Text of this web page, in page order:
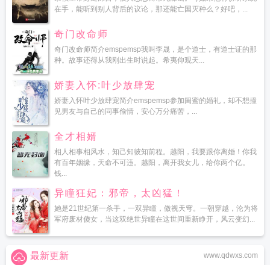
在手，能听到别人背后的议论，那还能亡国灭种么？好吧，...
奇门改命师
奇门改命师简介emspemsp我叫李晟，是个道士，有道士证的那
种。故事还得从我刚出生时说起。希夷仰观天...
娇妻入怀:叶少放肆宠
娇妻入怀叶少放肆宠简介emspemsp参加闺蜜的婚礼，却不想撞
见男友与自己的同事偷情，安心万分痛苦，...
全才相婿
相人相事相风水，知己知彼知前程。越阳，我要跟你离婚！你我
有百年姻缘，天命不可违。越阳，离开我女儿，给你两个亿。
钱...
异瞳狂妃：邪帝，太凶猛！
她是21世纪第一杀手，一双异瞳，傲视天穹。一朝穿越，沦为将
军府废材傻女，当这双绝世异瞳在这世间重新睁开，风云变幻...
www.qdwxs.com
最新更新